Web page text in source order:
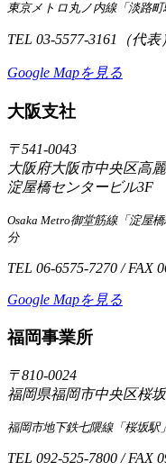
東京メトロ丸ノ内線「淡路
TEL 03-5577-3161（代表
Google Mapを見る
大阪支社
〒541-0043
大阪府大阪市中央区高
淀屋橋センタービル3F
Osaka Metro御堂筋線「淀屋
分
TEL 06-6575-7270 / FAX
Google Mapを見る
福岡事業所
〒810-0024
福岡県福岡市中央区桜
福岡市地下鉄七隈線「桜坂駅
TEL 092-525-7800 / FAX